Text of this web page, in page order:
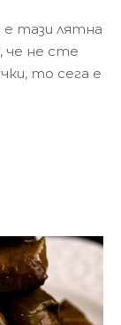
тази лятна
че не сте
то сега е